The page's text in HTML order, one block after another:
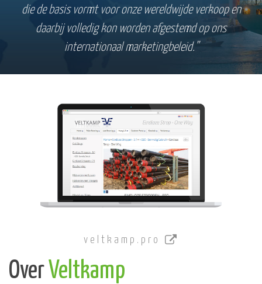
die de basis vormt voor onze wereldwijde verkoop en
daarbij volledig kon worden afgestemd op ons
internationaal marketingbeleid.”
veltkamp.pro
OverVeltkamp